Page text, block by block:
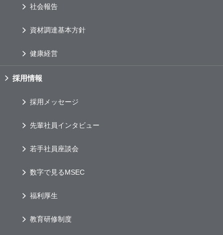
社会報告
資材調達基本方針
健康経営
採用情報
採用メッセージ
先輩社員インタビュー
若手社員座談会
数字で見るMSEC
福利厚生
教育研修制度